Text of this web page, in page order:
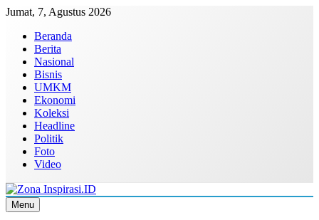
Skip
content
Jumat, 7, Agustus 2026
Beranda
Berita
Nasional
Bisnis
UMKM
Ekonomi
Koleksi
Headline
Politik
Foto
Video
Zona Inspirasi.ID
Bersama Membangun Semangat Baru
Menu